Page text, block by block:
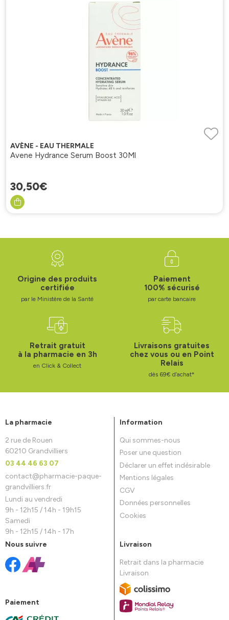
AVÈNE - EAU THERMALE
Avene Hydrance Serum Boost 30Ml
30,50€
Origine des produits
certifiée
par le Ministère de la Santé
Paiement
100% sécurisé
par carte bancaire
Retrait gratuit
à la pharmacie en 3h
en Click & Collect
Livraisons gratuites
chez vous ou en Point
Relais
dès 69€ d’achat*
La pharmacie
2 rue de Rouen
60210 Grandvilliers
03 44 46 63 07
contact@pharmacie-paque-
grandvilliers.fr
Lundi au vendredi
9h - 12h15 / 14h - 19h15
Samedi
9h - 12h15 / 14h - 17h
Information
Qui sommes-nous
Poser une question
Déclarer un effet indésirable
Mentions légales
CGV
Données personnelles
Cookies
Nous suivre
Paiement
Livraison
Retrait dans la pharmacie
Livraison